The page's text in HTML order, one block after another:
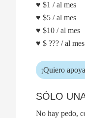
♥ $1 / al mes
♥ $5 / al mes
♥ $10 / al mes
♥ $ ??? / al mes
¡Quiero
SÓLO
No hay pedo,